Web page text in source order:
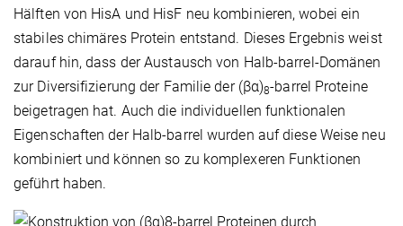
Hälften von HisA und HisF neu kombinieren, wobei ein
stabiles chimäres Protein entstand. Dieses Ergebnis weist
darauf hin, dass der Austausch von Halb-barrel-Domänen
zur Diversifizierung der Familie der (βα)8-barrel Proteine
beigetragen hat. Auch die individuellen funktionalen
Eigenschaften der Halb-barrel wurden auf diese Weise neu
kombiniert und können so zu komplexeren Funktionen
geführt haben.